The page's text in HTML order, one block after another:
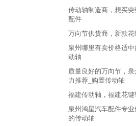
传动轴制造商，想买
配件
万向节供货商，新款花
泉州哪里有卖价格适
动轴
质量良好的万向节，
力推荐_购置传动轴
福建传动轴，福建花
泉州鸿星汽车配件专
的传动轴